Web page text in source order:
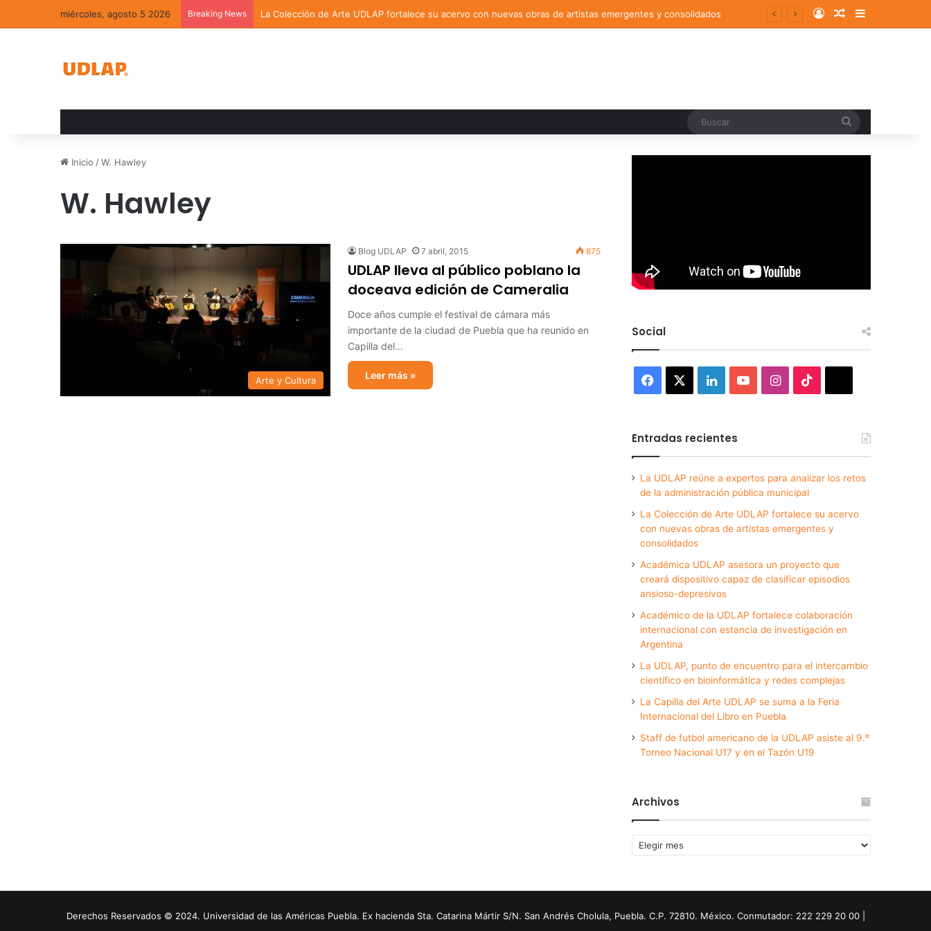
miércoles, agosto 5 2026 Breaking News La Colección de Arte UDLAP fortalece su acervo con nuevas obras de artistas emergentes y consolidados Log InRandom Article
Sidebar
Inicio /W. Hawley
W. Hawley
Arte y Cultura
Blog UDLAP 7 abril, 2015 875
UDLAP lleva al público poblano la
doceava edición de Cameralia
Doce años cumple el festival de cámara más
importante de la ciudad de Puebla que ha reunido en
Capilla del…
Leer más »
Social
Facebook LinkedInYouTubeInstagram
Entradas recientes
La UDLAP reúne a expertos para analizar los retos
de la administración pública municipal
La Colección de Arte UDLAP fortalece su acervo
con nuevas obras de artistas emergentes y
consolidados
Académica UDLAP asesora un proyecto que
creará dispositivo capaz de clasificar episodios
ansioso-depresivos
Académico de la UDLAP fortalece colaboración
internacional con estancia de investigación en
Argentina
La UDLAP, punto de encuentro para el intercambio
científico en bioinformática y redes complejas
La Capilla del Arte UDLAP se suma a la Feria
Internacional del Libro en Puebla
Staff de futbol americano de la UDLAP asiste al 9.º
Torneo Nacional U17 y en el Tazón U19
Archivos
Archivos
Derechos Reservados © 2024. Universidad de las Américas Puebla. Ex hacienda Sta. Catarina Mártir S/N. San Andrés Cholula, Puebla. C.P. 72810. México. Conmutador: 222 229 20 00 |